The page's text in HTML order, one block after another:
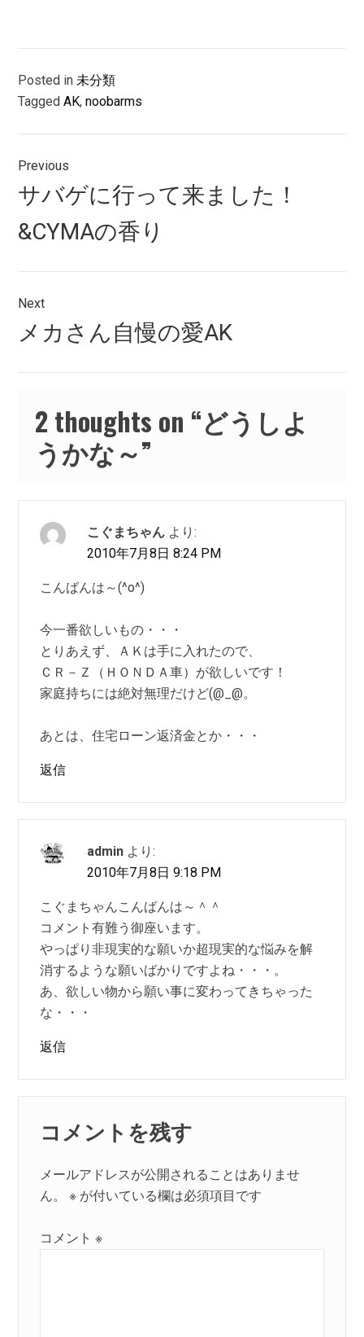
Posted in 未分類
TaggedAK,noobarms
投
稿
ナ
ビ
ゲ
ー
シ
ョ
Previous
Previous
post:
サバゲに行って来ました！
&CYMAの香り
Next
Next
post:
メカさん自慢の愛AK
2 thoughts on “どうしよ
うかな～”
こぐまちゃん より:
2010年7月8日 8:24 PM
こんばんは～(^o^)
今一番欲しいもの・・・
とりあえず、ＡＫは手に入れたので、
ＣＲ－Ｚ（ＨＯＮＤＡ車）が欲しいです！
家庭持ちには絶対無理だけど(@_@。
あとは、住宅ローン返済金とか・・・
返信
admin より:
2010年7月8日 9:18 PM
こぐまちゃんこんばんは～＾＾
コメント有難う御座います。
やっぱり非現実的な願いか超現実的な悩みを解
消するような願いばかりですよね・・・。
あ、欲しい物から願い事に変わってきちゃった
な・・・
返信
コメントを残す
メールアドレスが公開されることはありませ
ん。
※ が付いている欄は必須項目です
コメント※